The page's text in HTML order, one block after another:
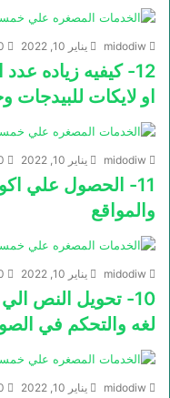
midodiw يناير 10, 2022
12- كيفيه زياده
او لايكات للبيدجات
midodiw يناير 10, 2022
11- الحصول علي
والمواقع
midodiw يناير 10, 2022
10- تحويل النص
لغه والتحكم في
midodiw يناير 10, 2022